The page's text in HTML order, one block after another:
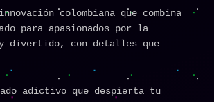
colombiana que combina
para apasionados por la
divertido, con detalles que
adictivo que despierta tu